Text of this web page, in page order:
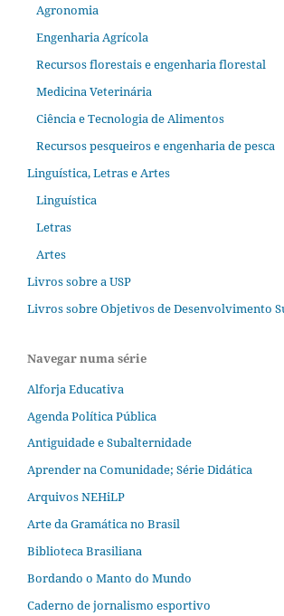
Agronomia
Engenharia Agrícola
Recursos florestais e engenharia florestal
Medicina Veterinária
Ciência e Tecnologia de Alimentos
Recursos pesqueiros e engenharia de pesca
Linguística, Letras e Artes
Linguística
Letras
Artes
Livros sobre a USP
Livros sobre Objetivos de Desenvolvimento
Navegar numa série
Alforja Educativa
Agenda Política Pública
Antiguidade e Subalternidade
Aprender na Comunidade; Série Didática
Arquivos NEHiLP
Arte da Gramática no Brasil
Biblioteca Brasiliana
Bordando o Manto do Mundo
Caderno de jornalismo esportivo